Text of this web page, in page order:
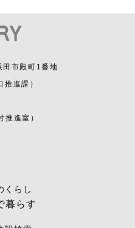
市殿町1番地
進課）
進室）
くらし
暮らす